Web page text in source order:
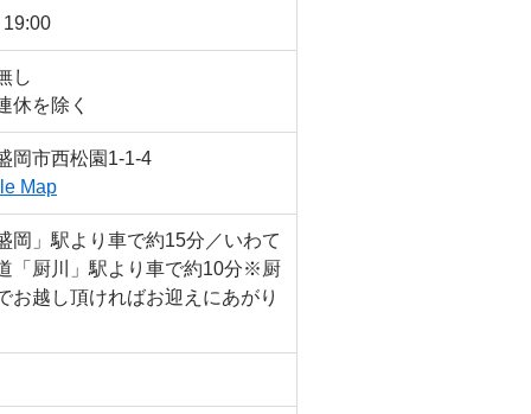
19:00
し
休を除く
岡市西松園1-1-4
Map
岡」駅より車で約15分／いわて
「厨川」駅より車で約10分※厨
お越し頂ければお迎えにあがり